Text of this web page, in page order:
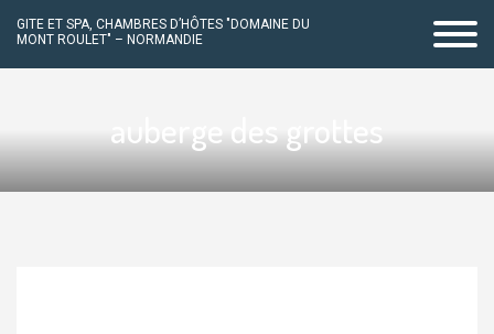
GITE ET SPA, CHAMBRES D’HÔTES "DOMAINE DU
MONT ROULET" – NORMANDIE
auberge des grottes